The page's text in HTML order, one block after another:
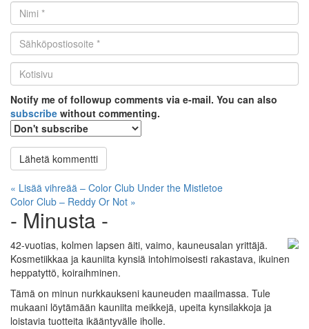
Nimi
*
Email
*
Kotisivu
*
Notify me of followup comments via e-mail. You can also
subscribe without commenting.
Artikkelien
selaus
« Lisää vihreää – Color Club Under the Mistletoe
Color Club – Reddy Or Not »
- Minusta -
42-vuotias, kolmen lapsen äiti, vaimo, kauneusalan yrittäjä.
Kosmetiikkaa ja kauniita kynsiä intohimoisesti rakastava, ikuinen
heppatyttö, koiraihminen.
Tämä on minun nurkkaukseni kauneuden maailmassa. Tule
mukaani löytämään kauniita meikkejä, upeita kynsilakkoja ja
loistavia tuotteita ikääntyvälle iholle.